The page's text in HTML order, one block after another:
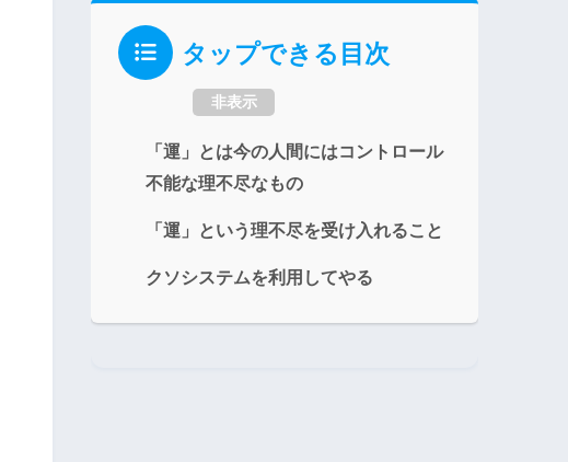
タップできる目次
非表示
「運」とは今の人間にはコントロール
不能な理不尽なもの
「運」という理不尽を受け入れること
クソシステムを利用してやる